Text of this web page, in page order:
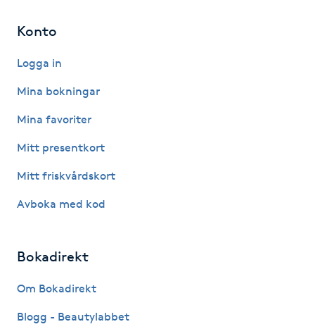
Lymfmassage
Läpptatuering
M
Makeup
Medicinsk massage
Konto
Logga in
Mina bokningar
Mina favoriter
Mitt presentkort
Mitt friskvårdskort
Avboka med kod
Bokadirekt
Om Bokadirekt
Blogg - Beautylabbet